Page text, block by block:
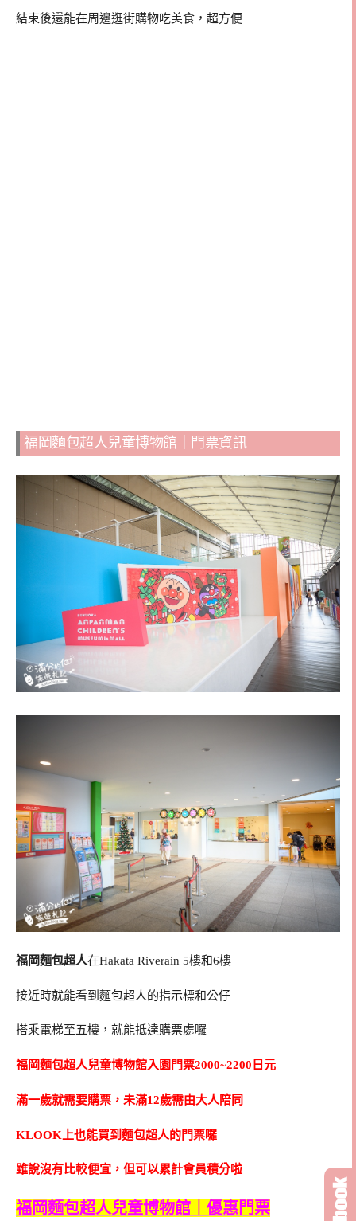
結束後還能在周邊逛街購物吃美食，超方便
福岡麵包超人兒童博物館｜門票資訊
福岡麵包超人在Hakata Riverain 5樓和6樓
接近時就能看到麵包超人的指示標和公仔
搭乘電梯至五樓，就能抵達購票處囉
福岡麵包超人兒童博物館入園門票2000~2200日元
滿一歲就需要購票，未滿12歲需由大人陪同
KLOOK上也能買到麵包超人的門票囉
雖說沒有比較便宜，但可以累計會員積分啦
福岡麵包超人兒童博物館｜優惠門票